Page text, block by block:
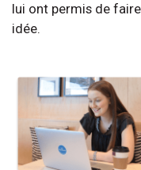
lui ont permis de
idée.